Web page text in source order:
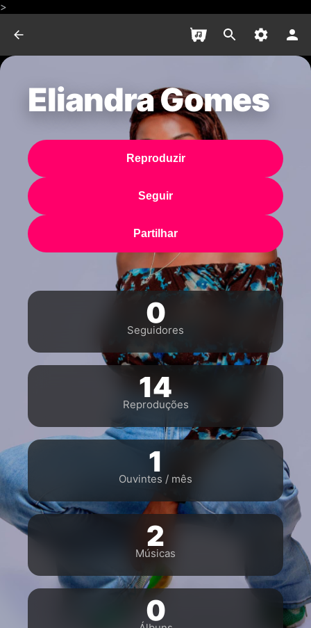
>
Eliandra Gomes
Reproduzir
Seguir
Partilhar
0
Seguidores
14
Reproduções
1
Ouvintes / mês
2
Músicas
0